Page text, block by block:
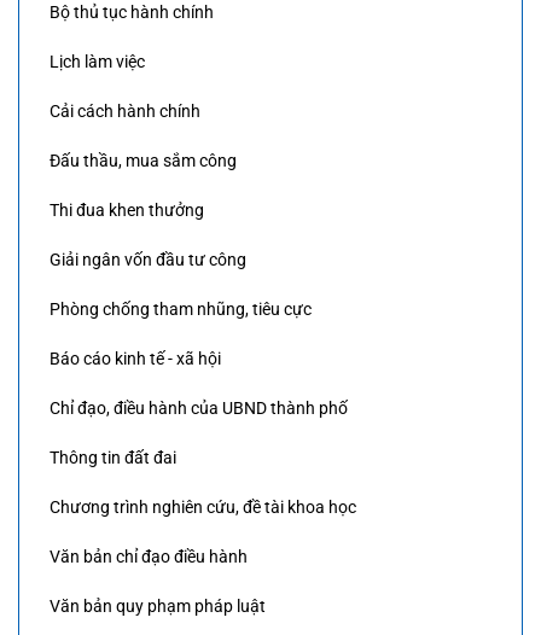
Bộ thủ tục hành chính
Lịch làm việc
Cải cách hành chính
Đấu thầu, mua sắm công
Thi đua khen thưởng
Giải ngân vốn đầu tư công
Phòng chống tham nhũng, tiêu cực
Báo cáo kinh tế - xã hội
Chỉ đạo, điều hành của UBND thành phố
Thông tin đất đai
Chương trình nghiên cứu, đề tài khoa học
Văn bản chỉ đạo điều hành
Văn bản quy phạm pháp luật